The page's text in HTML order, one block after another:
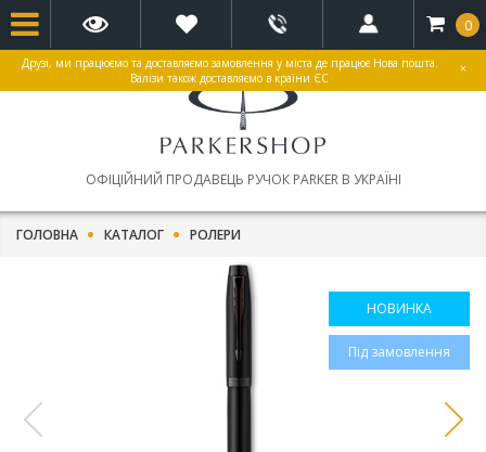
Друзі, ми працюємо та доставляємо замовлення у міста де працює Нова пошта.
Валізи також доставляємо в країни ЄС
×
ОФІЦІЙНИЙ ПРОДАВЕЦЬ РУЧОК PARKER В УКРАЇНІ
0
ГОЛОВНА КАТАЛОГ РОЛЕРИ
НОВИНКА
Під замовлення